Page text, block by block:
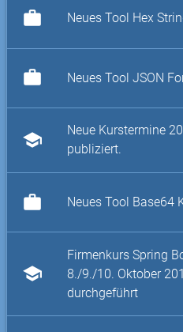
work Neues Tool Hex
work Neues Tool JSON
school
Neue Kurstermine
publiziert.
work Neues Tool Base64
school
Firmenkurs Spring
8./9./10. Oktober
durchgeführt